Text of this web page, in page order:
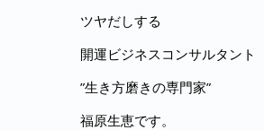
ツヤだしする
開運ビジネスコンサルタント
”生き方磨きの専門家”
福原生恵です。